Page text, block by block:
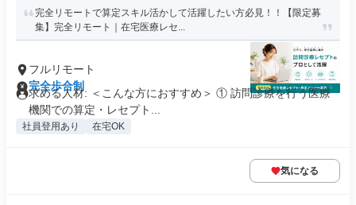
完全リモートで算定スキル活かして活躍したい方必見！！【限定募
集】完全リモート｜在宅医療レセ...
フルリモート
完全歩合制
求める人材: ＜こんな方におすすめ＞ ① 訪問診療を行う医療
機関での算定・レセプト...
社員登用あり 在宅OK
気になる